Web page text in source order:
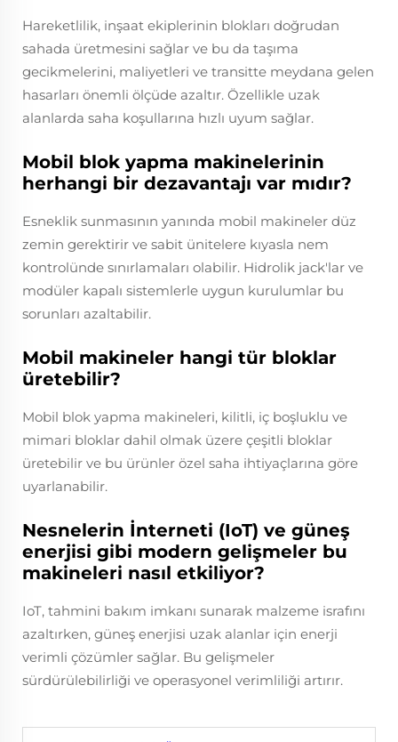
Hareketlilik, inşaat ekiplerinin blokları doğrudan
sahada üretmesini sağlar ve bu da taşıma
gecikmelerini, maliyetleri ve transitte meydana gelen
hasarları önemli ölçüde azaltır. Özellikle uzak
alanlarda saha koşullarına hızlı uyum sağlar.
Mobil blok yapma makinelerinin
herhangi bir dezavantajı var mıdır?
Esneklik sunmasının yanında mobil makineler düz
zemin gerektirir ve sabit ünitelere kıyasla nem
kontrolünde sınırlamaları olabilir. Hidrolik jack'lar ve
modüler kapalı sistemlerle uygun kurulumlar bu
sorunları azaltabilir.
Mobil makineler hangi tür bloklar
üretebilir?
Mobil blok yapma makineleri, kilitli, iç boşluklu ve
mimari bloklar dahil olmak üzere çeşitli bloklar
üretebilir ve bu ürünler özel saha ihtiyaçlarına göre
uyarlanabilir.
Nesnelerin İnterneti (IoT) ve güneş
enerjisi gibi modern gelişmeler bu
makineleri nasıl etkiliyor?
IoT, tahmini bakım imkanı sunarak malzeme israfını
azaltırken, güneş enerjisi uzak alanlar için enerji
verimli çözümler sağlar. Bu gelişmeler
sürdürülebilirliği ve operasyonel verimliliği artırır.